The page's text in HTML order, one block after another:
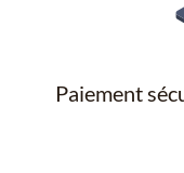
Paiement